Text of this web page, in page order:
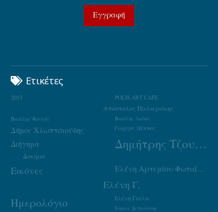
Ετικέτες
2015 POLIS ART CAFE
Απόστολος Παλιεράκης
Βασίλης Λαδάς
Βασίλης Φαϊτάς
Γιώργος Πέππας
Δήμος Χλωπτσιούδης
Δημήτρης Τζουμάκας
Διήγημα
Δοκίμιο
Εικόνες Ελένη Αρτεμίου-Φωτιάδου
Ελένη Γ.
Ελένη Γούλα
Ημερολόγιο Ιάσων Δεπούντης